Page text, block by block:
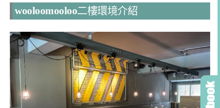
wooloomooloo二樓環境介紹